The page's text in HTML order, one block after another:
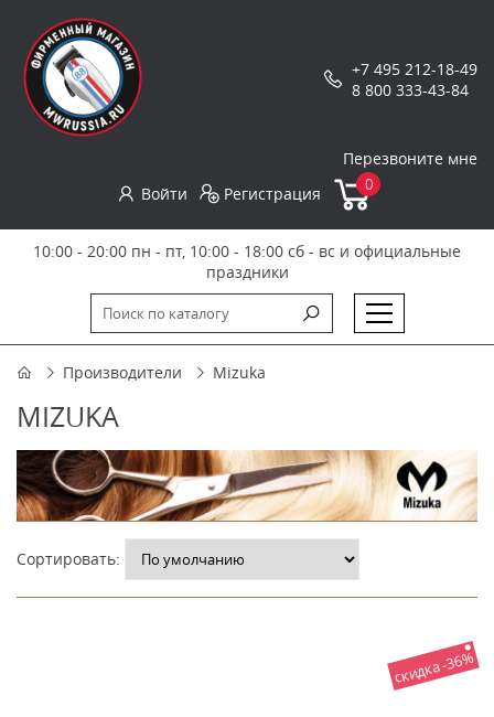
+7 495 212-18-49
8 800 333-43-84
Перезвоните мне
Войти
Регистрация 0
10:00 - 20:00 пн - пт, 10:00 - 18:00 сб - вс и официальные
праздники
Производители Mizuka
MIZUKA
Сортировать:
скидка -36%